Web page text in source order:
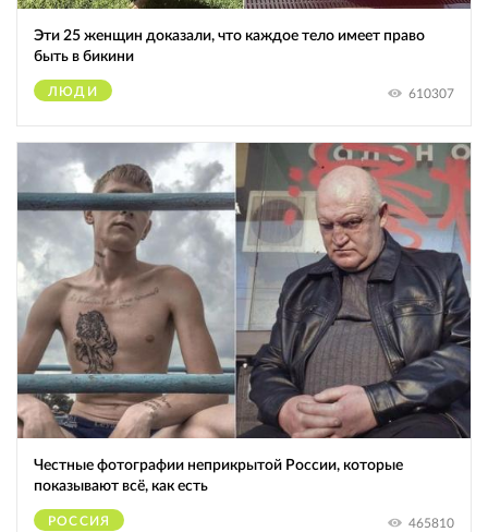
Эти 25 женщин доказали, что каждое тело имеет право
быть в бикини
ЛЮДИ 610307
Честные фотографии неприкрытой России, которые
показывают всё, как есть
РОССИЯ 465810